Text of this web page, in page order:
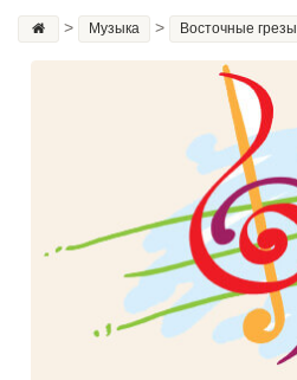
> Музыка > Восточные грезы